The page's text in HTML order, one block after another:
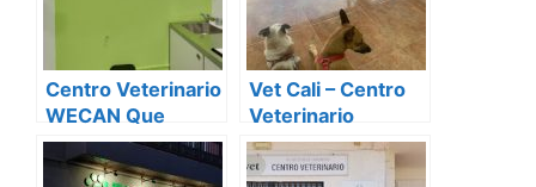
Centro Veterinario
WECAN Que
Fauna!
Vet Cali – Centro
Veterinario